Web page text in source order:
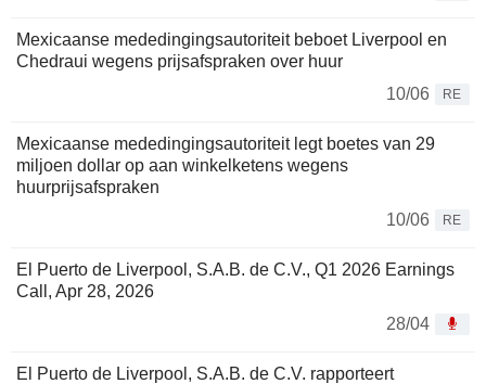
Mexicaanse mededingingsautoriteit beboet Liverpool en
Chedraui wegens prijsafspraken over huur
10/06
RE
Mexicaanse mededingingsautoriteit legt boetes van 29
miljoen dollar op aan winkelketens wegens
huurprijsafspraken
10/06
RE
El Puerto de Liverpool, S.A.B. de C.V., Q1 2026 Earnings
Call, Apr 28, 2026
28/04
El Puerto de Liverpool, S.A.B. de C.V. rapporteert